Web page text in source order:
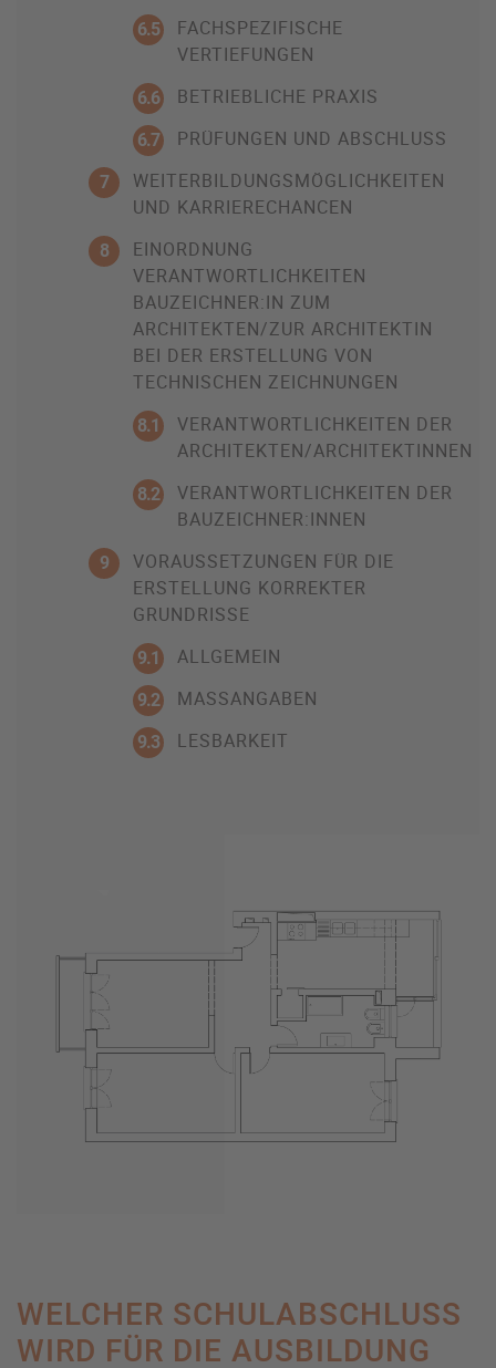
6.5
FACHSPEZIFISCHE
VERTIEFUNGEN
6.6 BETRIEBLICHE PRAXIS
6.7 PRÜFUNGEN UND ABSCHLUSS
7
WEITERBILDUNGSMÖGLICHKEITEN
UND KARRIERECHANCEN
8
EINORDNUNG
VERANTWORTLICHKEITEN
BAUZEICHNER:IN ZUM
ARCHITEKTEN/ZUR ARCHITEKTIN
BEI DER ERSTELLUNG VON
TECHNISCHEN ZEICHNUNGEN
8.1
VERANTWORTLICHKEITEN DER
ARCHITEKTEN/ARCHITEKTINNEN
8.2
VERANTWORTLICHKEITEN DER
BAUZEICHNER:INNEN
9
VORAUSSETZUNGEN FÜR DIE
ERSTELLUNG KORREKTER
GRUNDRISSE
9.1 ALLGEMEIN
9.2 MASSANGABEN
9.3 LESBARKEIT
WELCHER SCHULABSCHLUSS
WIRD FÜR DIE AUSBILDUNG